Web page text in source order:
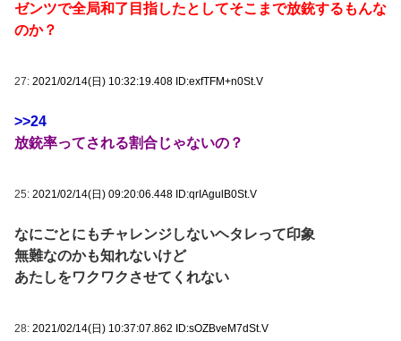
ゼンツで全局和了目指したとしてそこまで放銃するもんな
のか？
27: 2021/02/14(日) 10:32:19.408 ID:exfTFM+n0St.V
>>24
放銃率ってされる割合じゃないの？
25: 2021/02/14(日) 09:20:06.448 ID:qrIAgulB0St.V
なにごとにもチャレンジしないヘタレって印象
無難なのかも知れないけど
あたしをワクワクさせてくれない
28: 2021/02/14(日) 10:37:07.862 ID:sOZBveM7dSt.V